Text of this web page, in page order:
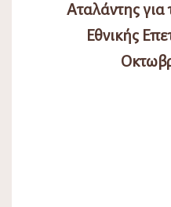
Αταλάντης για
Εθνικής